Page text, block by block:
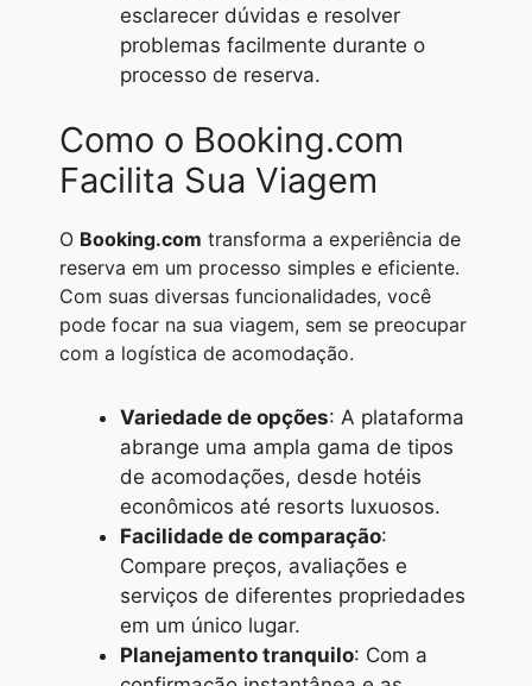
esclarecer dúvidas e resolver
problemas facilmente durante o
processo de reserva.
Como o Booking.com
Facilita Sua Viagem
O Booking.com transforma a experiência de
reserva em um processo simples e eficiente.
Com suas diversas funcionalidades, você
pode focar na sua viagem, sem se preocupar
com a logística de acomodação.
Variedade de opções: A plataforma
abrange uma ampla gama de tipos
de acomodações, desde hotéis
econômicos até resorts luxuosos.
Facilidade de comparação:
Compare preços, avaliações e
serviços de diferentes propriedades
em um único lugar.
Planejamento tranquilo: Com a